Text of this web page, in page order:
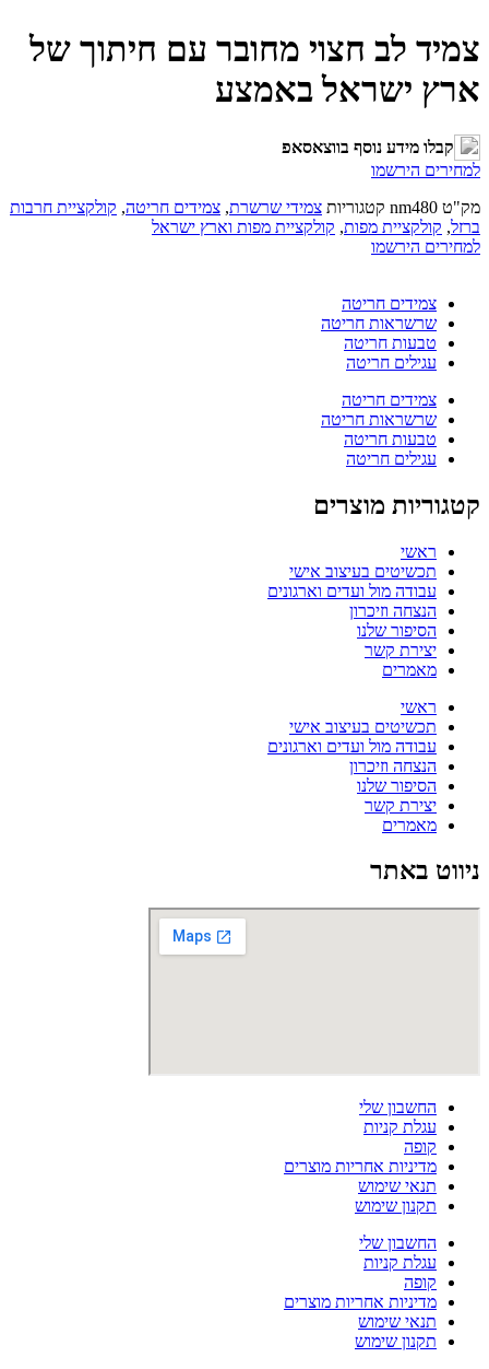
צמיד לב חצוי מחובר עם חיתוך של
ארץ ישראל באמצע
קבלו מידע נוסף בווצאסאפ
למחירים הירשמו
מק"ט nm480 קטגוריות צמידי שרשרת, צמידים חריטה, קולקציית חרבות
ברזל, קולקציית מפות, קולקציית מפות וארץ ישראל
למחירים הירשמו
צמידים חריטה
שרשראות חריטה
טבעות חריטה
עגילים חריטה
צמידים חריטה
שרשראות חריטה
טבעות חריטה
עגילים חריטה
קטגוריות מוצרים
ראשי
תכשיטים בעיצוב אישי
עבודה מול ועדים וארגונים
הנצחה וזיכרון
הסיפור שלנו
יצירת קשר
מאמרים
ראשי
תכשיטים בעיצוב אישי
עבודה מול ועדים וארגונים
הנצחה וזיכרון
הסיפור שלנו
יצירת קשר
מאמרים
ניווט באתר
החשבון שלי
עגלת קניות
קופה
מדיניות אחריות מוצרים
תנאי שימוש
תקנון שימוש
החשבון שלי
עגלת קניות
קופה
מדיניות אחריות מוצרים
תנאי שימוש
תקנון שימוש